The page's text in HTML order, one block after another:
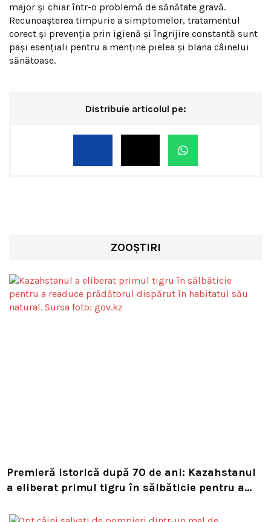
major și chiar într-o problemă de sănătate gravă.
Recunoașterea timpurie a simptomelor, tratamentul
corect și prevenția prin igienă și îngrijire constantă sunt
pași esențiali pentru a menține pielea și blana câinelui
sănătoase.
Distribuie articolul pe:
ZOOȘTIRI
Premieră istorică după 70 de ani: Kazahstanul
a eliberat primul tigru în sălbăticie pentru a
natural